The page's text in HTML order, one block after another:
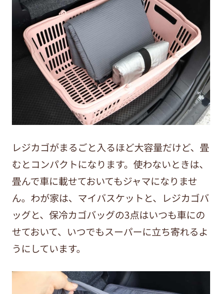
レジカゴがまるごと入るほど大容量だけど、畳
むとコンパクトになります。使わないときは、
畳んで車に載せておいてもジャマになりませ
ん。わが家は、マイバスケットと、レジカゴバ
ッグと、保冷カゴバッグの3点はいつも車にの
せておいて、いつでもスーパーに立ち寄れるよ
うにしています。